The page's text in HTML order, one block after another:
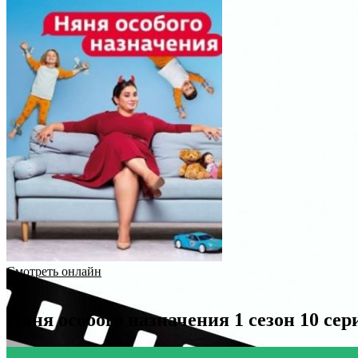
Смотреть онлайн
Няня особого назначения 1 сезон 10